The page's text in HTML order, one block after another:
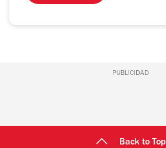
PUBLICIDAD
Back to Top